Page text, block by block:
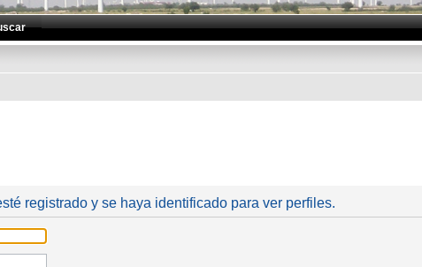
registrado y se haya identificado para ver perfiles.